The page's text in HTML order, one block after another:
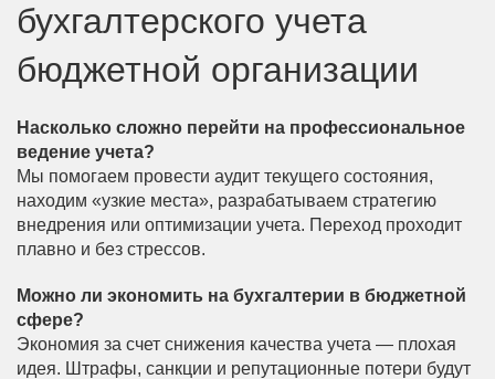
бухгалтерского учета
бюджетной организации
Насколько сложно перейти на профессиональное
ведение учета?
Мы помогаем провести аудит текущего состояния,
находим «узкие места», разрабатываем стратегию
внедрения или оптимизации учета. Переход проходит
плавно и без стрессов.
Можно ли экономить на бухгалтерии в бюджетной
сфере?
Экономия за счет снижения качества учета — плохая
идея. Штрафы, санкции и репутационные потери будут